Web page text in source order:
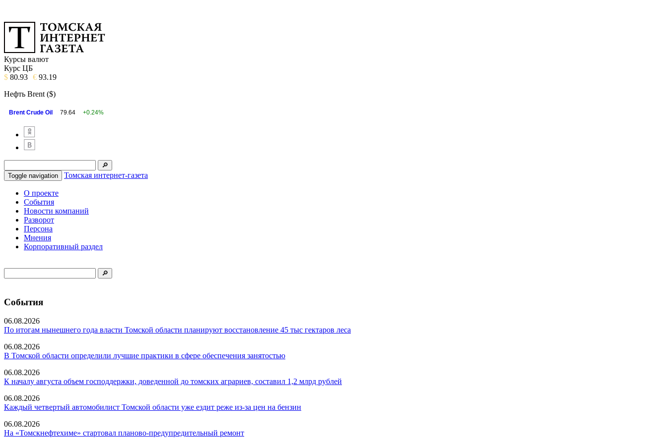
Курсы валют
Курс ЦБ
$ 80.93 € 93.19
Нефть Brent ($)
Brent Crude Oil 79.64 +0.24%
Toggle navigation Томская интернет-газета
О проекте
События
Новости компаний
Разворот
Персона
Мнения
Корпоративный раздел
События
06.08.2026
По итогам нынешнего года власти Томской области планируют восстановление 45 тыс гектаров леса
06.08.2026
В Томской области определили лучшие практики в сфере обеспечения занятостью
06.08.2026
К началу августа объем господдержки, доведенной до томских аграриев, составил 1,2 млрд рублей
06.08.2026
Каждый четвертый автомобилист Томской области уже ездит реже из-за цен на бензин
06.08.2026
На «Томскнефтехиме» стартовал планово-предупредительный ремонт